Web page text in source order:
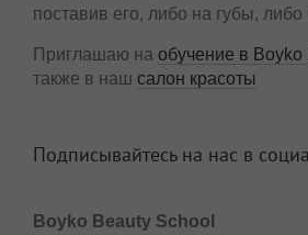
поставив его, либо на губы, либо
Приглашаю на обучение в Boyko
также в наш салон красоты
Подписывайтесь на нас в
Boyko Beauty School